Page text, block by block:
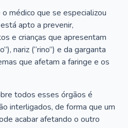
médico que se especializou
apto a prevenir,
e crianças que apresentam
nariz (“rino”) e da garganta
que afetam a faringe e os
todos esses órgãos é
interligados, de forma que um
acabar afetando o outro